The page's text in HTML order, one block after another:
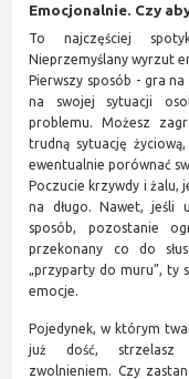
Emocjonalnie. Czy
To najczęściej
Nieprzemyślany wyrzut
Pierwszy sposób - gra
na swojej sytuacji
problemu. Możesz
trudną sytuację
ewentualnie porównać
Poczucie krzywdy i żalu,
na długo. Nawet, jeśli
sposób, pozostanie
przekonany co do
„przyparty do muru”, ty
emocje.
Pojedynek, w którym
już dość, strzelasz
zwolnieniem. Czy